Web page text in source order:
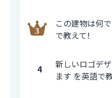
この建物は何
で教えて!
4
新しいロゴデ
ます を英語で